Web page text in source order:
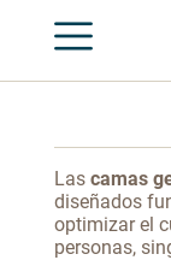
Las camas
diseñados
optimizar el
personas,